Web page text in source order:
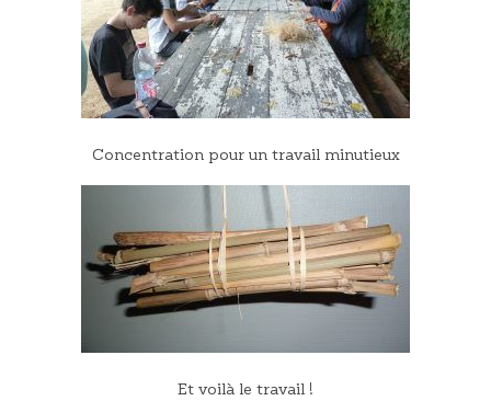
Concentration pour un travail minutieux
Et voilà le travail !